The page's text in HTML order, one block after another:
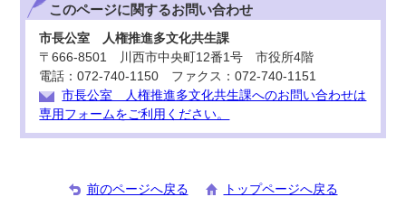
このページに関するお問い合わせ
市長公室 人権推進多文化共生課
〒666-8501 川西市中央町12番1号 市役所4階
電話：072-740-1150 ファクス：072-740-1151
市長公室 人権推進多文化共生課へのお問い合わせは
専用フォームをご利用ください。
前のページへ戻る トップページへ戻る